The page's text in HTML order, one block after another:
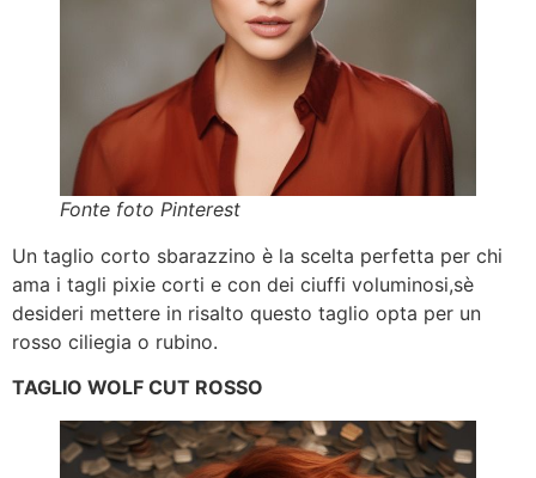
Fonte foto Pinterest
Un taglio corto sbarazzino è la scelta perfetta per chi
ama i tagli pixie corti e con dei ciuffi voluminosi,sè
desideri mettere in risalto questo taglio opta per un
rosso ciliegia o rubino.
TAGLIO WOLF CUT ROSSO